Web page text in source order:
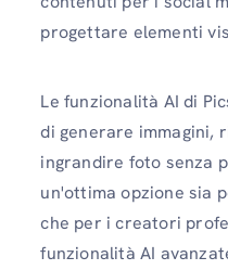
progettare elementi
Le funzionalità AI di
di generare immagini,
ingrandire foto senza
un'ottima opzione sia
che per i creatori
funzionalità AI